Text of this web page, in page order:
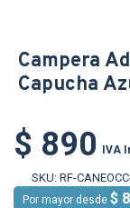
Campera
Capucha
$ 890 IVA
SKU: RF-
Por mayor desde $